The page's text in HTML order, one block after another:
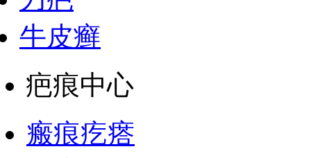
牛皮癣
疤痕中心
瘢痕疙瘩